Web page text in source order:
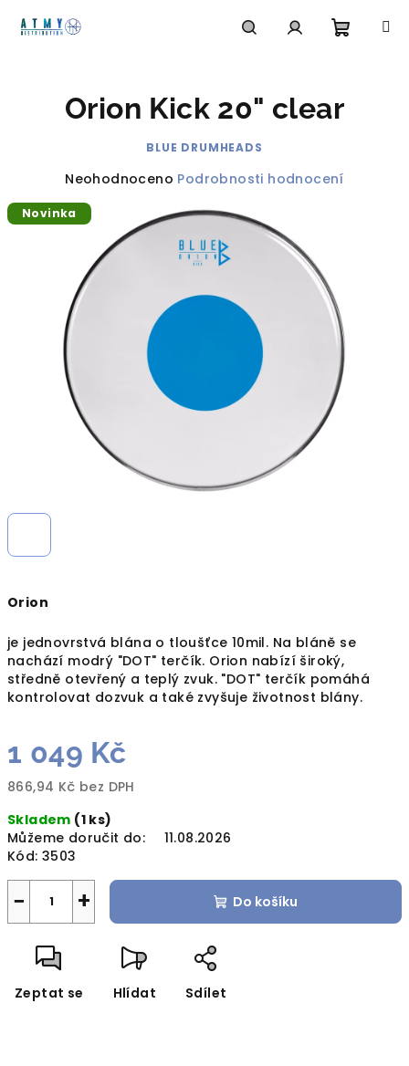
košík
Orion
je jednovrstvá blána o tloušťce 10mil. Na bláně se
nachází modrý "DOT" terčík. Orion nabízí široký,
středně otevřený a teplý zvuk. "DOT" terčík pomáhá
kontrolovat dozvuk a také zvyšuje životnost blány.
1 049 Kč
866,94 Kč bez DPH
cena:
Skladem (1 ks)
Můžeme doručit do:
11.08.2026
Kód: 3503
+
− Do košíku
Zeptat se Hlídat Sdílet
Orion Kick 20" clear
BLUE DRUMHEADS
Průměrné
produktu
hvězdiček.
Neohodnoceno Podrobnosti hodnocení
Novinka